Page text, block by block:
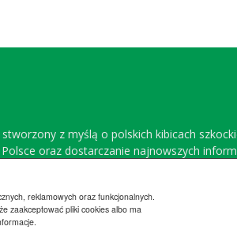
reklamowych oraz funkcjonalnych.
zaakceptować pliki cookies albo ma
z myślą o polskich kibicach
oraz dostarczanie najnowszych